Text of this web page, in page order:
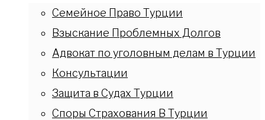
Семейное Право Турции
Взыскание Проблемных Долгов
Адвокат по уголовным делам в Турции
Консультации
Защита в Судах Турции
Споры Страхования В Турции